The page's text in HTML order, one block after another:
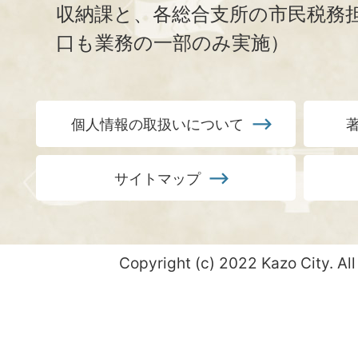
収納課と、 各総合支所の市民税務
口も業務の一部のみ実施）
個人情報の取扱いについて
サイトマップ
Copyright (c) 2022 Kazo City.